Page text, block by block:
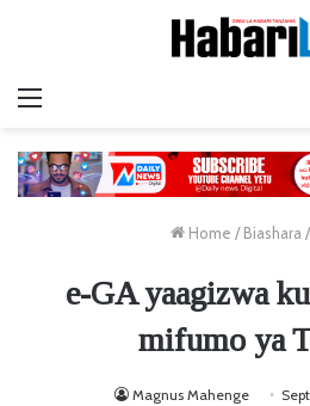
Home / Biashara /
e-GA yaagizwa
mifumo ya
Magnus Mahenge